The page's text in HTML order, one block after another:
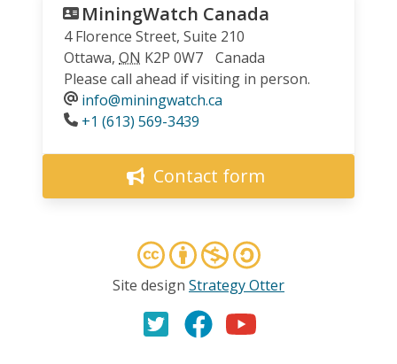
MiningWatch Canada
4 Florence Street, Suite 210
Ottawa, ON K2P 0W7
Canada
Please call ahead if visiting in person.
info@miningwatch.ca
Phone
+1 (613) 569-3439
Contact form
Site design Strategy Otter